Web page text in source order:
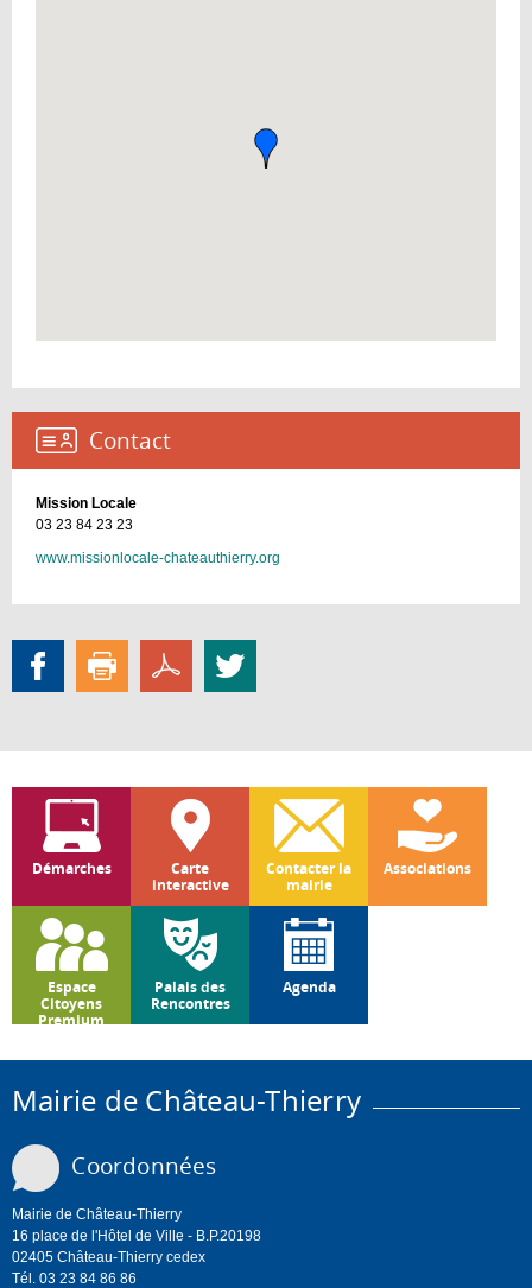
Contact :
Mission Locale
03 23 84 23 23
www.missionlocale-chateauthierry.org
Démarches
Carte
interactive
Contacter la
mairie
Associations
Espace
Citoyens
Premium
Palais des
Rencontres
Agenda
Mairie de Château-Thierry
Coordonnées
Mairie de Château-Thierry
16 place de l'Hôtel de Ville - B.P.20198
02405 Château-Thierry cedex
Tél. 03 23 84 86 86